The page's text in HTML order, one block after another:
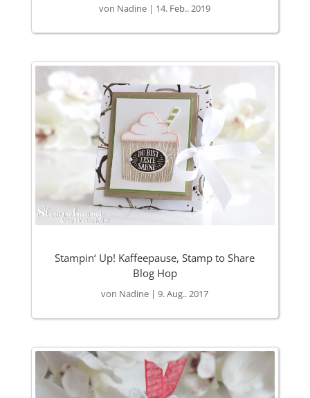
von Nadine | 14. Feb.. 2019
Stampin‘ Up! Kaffeepause, Stamp to Share
Blog Hop
von Nadine |9. Aug.. 2017